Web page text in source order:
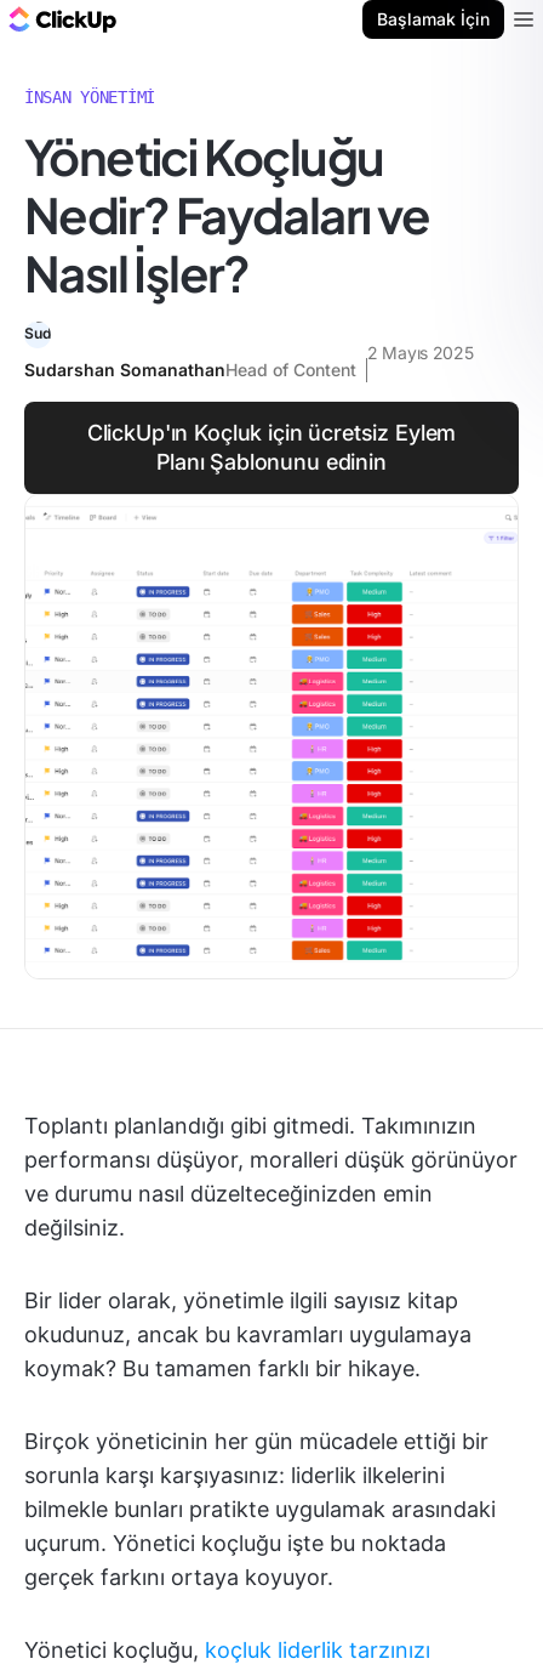
Başlamak İçin
İNSAN YÖNETIMI
Yönetici Koçluğu
Nedir? Faydaları ve
Nasıl İşler?
Sudarshan SomanathanHead of Content
2 Mayıs 2025
ClickUp'ın Koçluk için ücretsiz Eylem
Planı Şablonunu edinin
Toplantı planlandığı gibi gitmedi. Takımınızın
performansı düşüyor, moralleri düşük görünüyor
ve durumu nasıl düzelteceğinizden emin
değilsiniz.
Bir lider olarak, yönetimle ilgili sayısız kitap
okudunuz, ancak bu kavramları uygulamaya
koymak? Bu tamamen farklı bir hikaye.
Birçok yöneticinin her gün mücadele ettiği bir
sorunla karşı karşıyasınız: liderlik ilkelerini
bilmekle bunları pratikte uygulamak arasındaki
uçurum. Yönetici koçluğu işte bu noktada
gerçek farkını ortaya koyuyor.
Yönetici koçluğu, koçluk liderlik tarzınızı